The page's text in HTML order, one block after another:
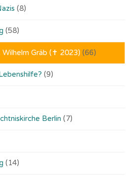
(8)
(58)
Gräb (✝ 2023) (66)
(9)
Berlin (7)
(14)